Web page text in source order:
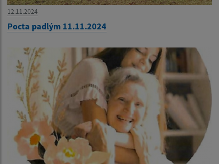
12.11.2024
Pocta padlým 11.11.2024